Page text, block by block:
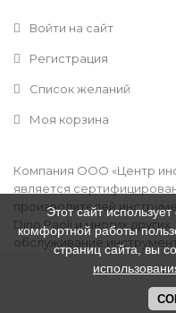
Войти на сайт
Регистрация
Список желаний
Моя корзина
Компания ООО «Центр
является
производителей
Dino Paoli и многих
обслуживание
ООО "Центр
Этот сайт
комфортной работы
страниц сайта, вы